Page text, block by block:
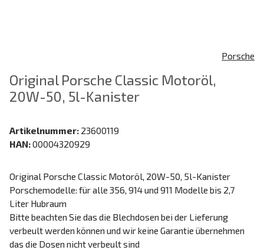
Porsche
Original Porsche Classic Motoröl,
20W-50, 5l-Kanister
Artikelnummer: 23600119
HAN:00004320929
Original Porsche Classic Motoröl, 20W-50, 5l-Kanister
Porschemodelle: für alle 356, 914 und 911 Modelle bis 2,7
Liter Hubraum
Bitte beachten Sie das die Blechdosen bei der Lieferung
verbeult werden können und wir keine Garantie übernehmen
das die Dosen nicht verbeult sind